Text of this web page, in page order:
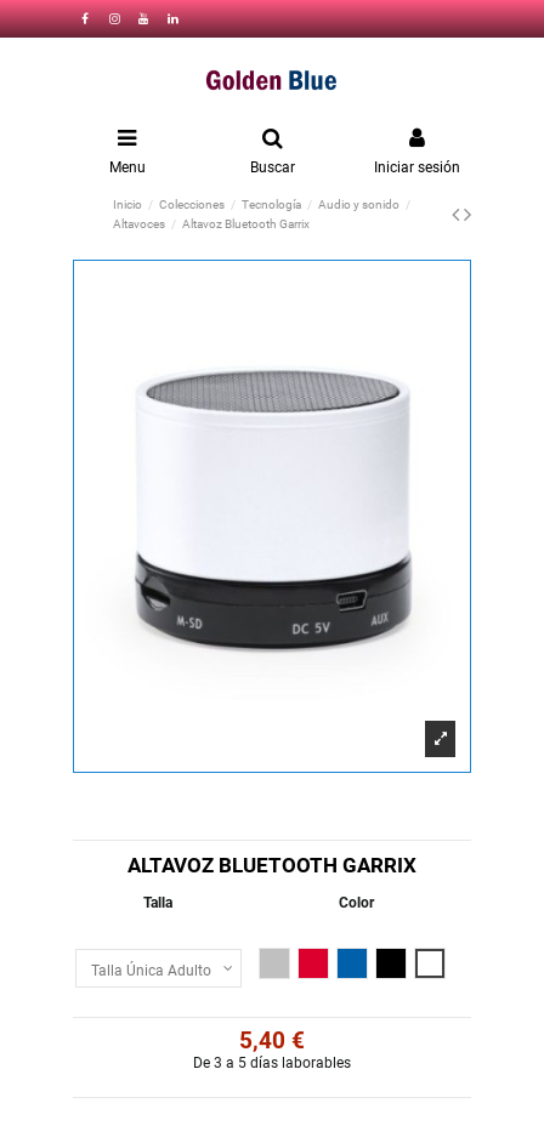
Menu Buscar Iniciar sesión
Inicio Colecciones Tecnología
Audio y sonido
Altavoces
Altavoz Bluetooth Garrix
ALTAVOZ BLUETOOTH GARRIX
Talla Color
5,40 €
De 3 a 5 días laborables